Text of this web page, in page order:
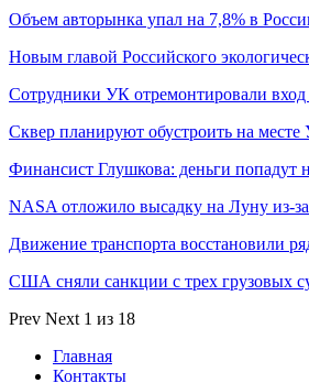
Объем авторынка упал на 7,8% в
Новым главой Российского
Сотрудники УК отремонтировали
Сквер планируют обустроить на месте
Финансист Глушкова: деньги попадут
NASA отложило высадку на Луну из-
Движение транспорта восстановили
США сняли санкции с трех грузовых
Prev Next 1 из 18
Главная
Контакты